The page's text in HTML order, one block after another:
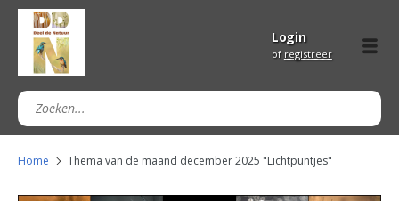
Login
of registreer
Home Thema van de maand december 2025 "Lichtpuntjes"